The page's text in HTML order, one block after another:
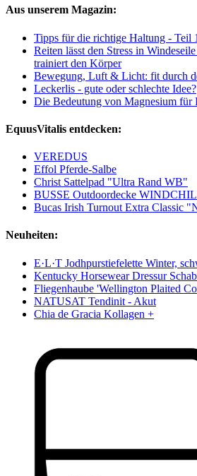
Aus unserem Magazin:
Tipps für die richtige Haltung - Teil 1
Reiten lässt den Stress in
trainiert den Körper
Bewegung, Luft & Licht: fit durch
Leckerlis - gute oder schlechte Idee?
Die Bedeutung von Magnesium für
EquusVitalis entdecken:
VEREDUS
Effol Pferde-Salbe
Christ Sattelpad "Ultra Rand WB"
BUSSE Outdoordecke
Bucas Irish Turnout Extra Classic
Neuheiten:
E·L·T Jodhpurstiefelette Winter,
Kentucky Horsewear Dressur
Fliegenhaube 'Wellington Plaited
NATUSAT Tendinit - Akut
Chia de Gracia Kollagen +